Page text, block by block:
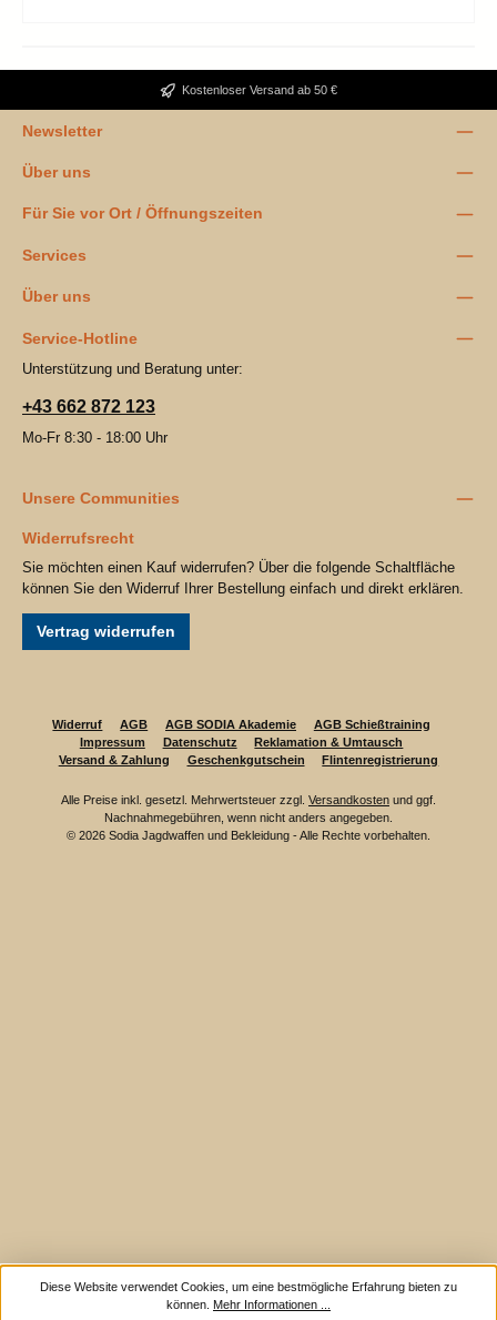
Kostenloser Versand ab 50 €
Newsletter
Über uns
Für Sie vor Ort / Öffnungszeiten
Services
Über uns
Service-Hotline
Unterstützung und Beratung unter:
+43 662 872 123
Mo-Fr 8:30 - 18:00 Uhr
Unsere Communities
Widerrufsrecht
Sie möchten einen Kauf widerrufen? Über die folgende Schaltfläche
können Sie den Widerruf Ihrer Bestellung einfach und direkt erklären.
Vertrag widerrufen
Widerruf AGB AGB SODIA Akademie
AGB Schießtraining
Impressum
Datenschutz
Reklamation & Umtausch
Versand & Zahlung
Geschenkgutschein Flintenregistrierung
Alle Preise inkl. gesetzl. Mehrwertsteuer zzgl. Versandkosten und ggf.
Nachnahmegebühren, wenn nicht anders angegeben.
© 2026 Sodia Jagdwaffen und Bekleidung - Alle Rechte vorbehalten.
Diese Website verwendet Cookies, um eine bestmögliche Erfahrung bieten zu
können. Mehr Informationen ...